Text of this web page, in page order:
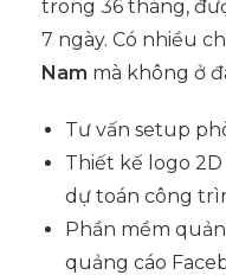
trong 36 tháng,
7 ngày. Có nhiều
Nam mà không ở
Tư vấn setup
Thiết kế logo
dự toán công
Phần mềm
quảng cáo